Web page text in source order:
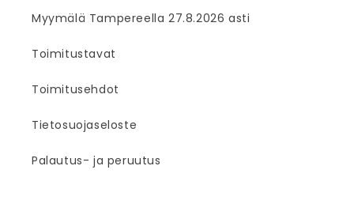
Myymälä Tampereella 27.8.2026 asti
Toimitustavat
Toimitusehdot
Tietosuojaseloste
Palautus- ja peruutus